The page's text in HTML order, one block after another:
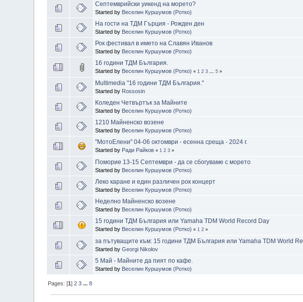
Септемврийски уикенд на морето?
Started by Веселин Куршумов (Ротко)
На гости на ТДМ Гърция - Рожден ден
Started by Веселин Куршумов (Ротко)
Рок фестивал в името на Славян Иванов
Started by Веселин Куршумов (Ротко)
16 години ТДМ България.
Started by Веселин Куршумов (Ротко) «1 2 3 ...5 »
Multimedia "16 години ТДМ България."
Started by Rossosin
Коледен Четвъртък за Майните
Started by Веселин Куршумов (Ротко)
1210 Майненско возене
Started by Веселин Куршумов (Ротко)
"МотоЕлени" 04-06 октомври - есенна среща - 2024 г.
Started by Ради Райков «1 2 3 »
Поморие 13-15 Септември - да се сбогуваме с морето
Started by Веселин Куршумов (Ротко)
Леко каране и един различен рок концерт
Started by Веселин Куршумов (Ротко)
Неделно Майненско возене
Started by Веселин Куршумов (Ротко)
15 години ТДМ България или Yamaha TDM World Record Day
Started by Веселин Куршумов (Ротко) «1 2 »
за пътуващите към: 15 години ТДМ България или Yamaha TDM World Re
Started byGeorgi Nikolov
5 Май - Майните да пият по кафе.
Started by Веселин Куршумов (Ротко)
Pages: [1]2 3 ...8